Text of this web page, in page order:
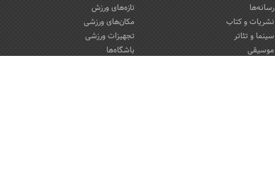
رسانه‌ها
نشریات و کتاب
سینما و تئاتر
موسیقی
تازه‌های ورزش
مکان‌های ورزشی
تجهیزات ورزشی
باشگاه‌ها